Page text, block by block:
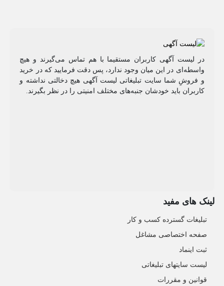
در لیست آگهی کاربران مستقیما با هم تماس می‌گیرند و هیچ
واسطه‌ای در این میان وجود ندارد، پس دقت فرمایید که در خرید
و فروشِ شما سایت تبلیغاتی لیست آگهی هیچ دخالتی نداشته و
کاربران باید خودشان جنبه‌های مختلف امنیتی را در نظر بگیرند.
لینک های مفید
تبلیغات گسترده کسب و کار
صفحه اختصاصی مشاغل
ثبت اینماد
لیست سایتهای تبلیغاتی
قوانین و مقررات